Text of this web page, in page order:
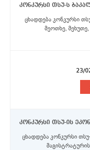
ცხადდება კონკურსი
მეოთხე,
23/
ცხადდება კონკურსი